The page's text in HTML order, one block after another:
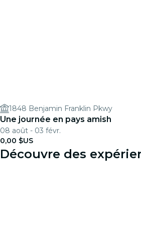
1848 Benjamin Franklin Pkwy
Une journée en pays amish
08 août - 03 févr.
0,00 $US
Découvre des